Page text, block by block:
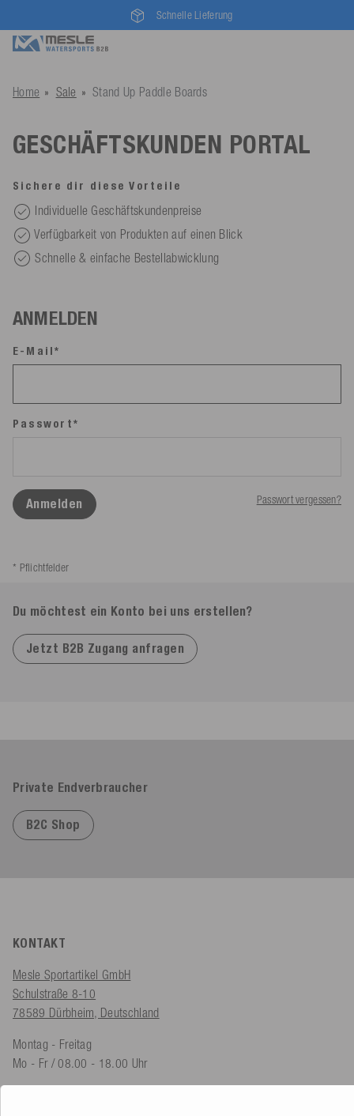
Schnelle Lieferung
Home Sale Stand Up Paddle Boards
GESCHÄFTSKUNDEN PORTAL
Sichere dir diese Vorteile
Individuelle Geschäftskundenpreise
Verfügbarkeit von Produkten auf einen Blick
Schnelle & einfache Bestellabwicklung
ANMELDEN
E-Mail*
Passwort*
Anmelden Passwort vergessen?
* Pflichtfelder
Du möchtest ein Konto bei uns erstellen?
Jetzt B2B Zugang anfragen
Private Endverbraucher
B2C Shop
KONTAKT
Mesle Sportartikel GmbH
Schulstraße 8-10
78589 Dürbheim, Deutschland
Montag - Freitag
Mo - Fr / 08.00 - 18.00 Uhr